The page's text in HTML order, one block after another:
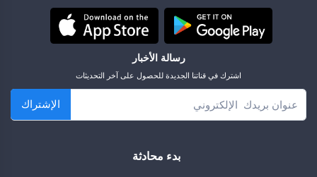
رسالة الأخبار
اشترك في قناتنا الجديدة للحصول على آخر التحديثات
الإشتراك
بدء محادثة